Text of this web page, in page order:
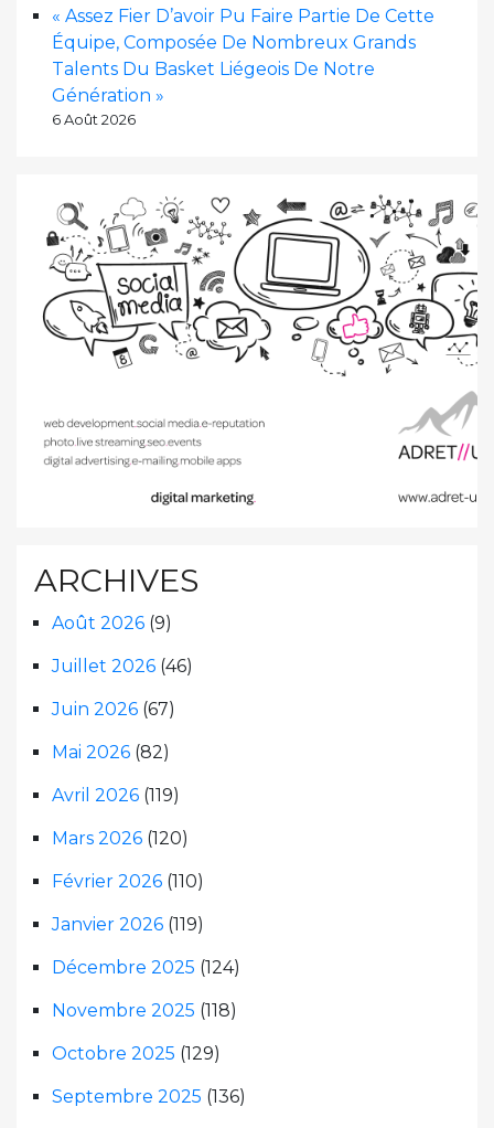
« Assez Fier D’avoir Pu Faire Partie De Cette
Équipe, Composée De Nombreux Grands
Talents Du Basket Liégeois De Notre
Génération »
6 Août 2026
ARCHIVES
Août 2026 (9)
Juillet 2026 (46)
Juin 2026 (67)
Mai 2026 (82)
Avril 2026 (119)
Mars 2026 (120)
Février 2026 (110)
Janvier 2026 (119)
Décembre 2025 (124)
Novembre 2025 (118)
Octobre 2025 (129)
Septembre 2025 (136)